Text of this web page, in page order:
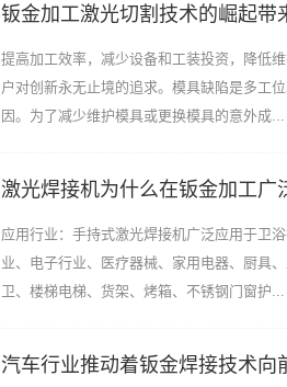
钣金加工激光切割技术的崛起带
提高加工效率，减少设备和工装投资，降低
户对创新永无止境的追求。模具缺陷是多工
因。为了减少维护模具或更换模具的意外成...
激光焊接机为什么在钣金加工广
应用行业：手持式激光焊接机广泛应用于卫
业、电子行业、医疗器械、家用电器、厨具
卫、楼梯电梯、货架、烤箱、不锈钢门窗护...
汽车行业推动着钣金焊接技术向